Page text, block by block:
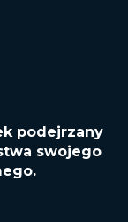
podejrzany
swojego